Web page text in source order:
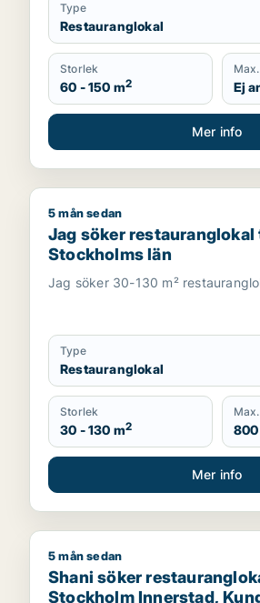
Type
Restauranglokal
Storlek
60 - 150 m2 Ej
Mer info
Jag söker restauranglokal till
5 mån sedan
Jag söker restauranglokal
Stockholms län
Jag söker 30-130 m²
Type
Restauranglokal
Storlek
30 - 130 m2 800
Mer info
Shani söker restauranglokal
5 mån sedan
Shani söker
Stockholm Innerstad,